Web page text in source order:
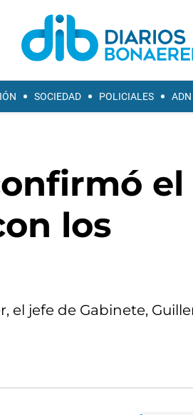
SOCIEDAD POLICIALES
los
el jefe de Gabinete,